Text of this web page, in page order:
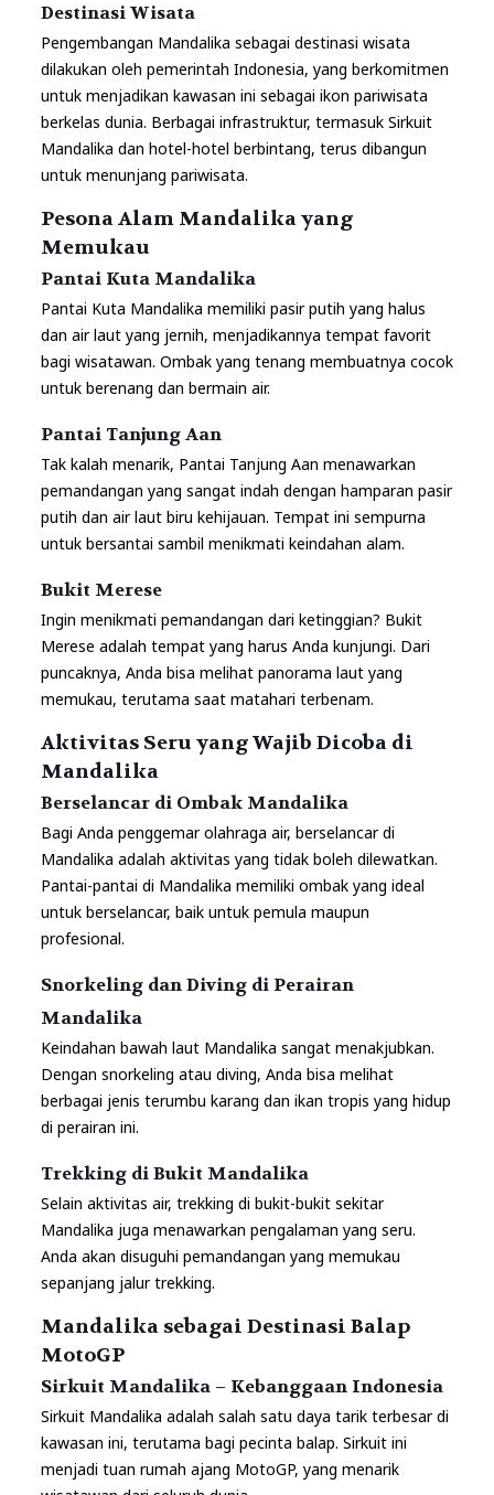
Destinasi Wisata
Pengembangan Mandalika sebagai destinasi wisata
dilakukan oleh pemerintah Indonesia, yang berkomitmen
untuk menjadikan kawasan ini sebagai ikon pariwisata
berkelas dunia. Berbagai infrastruktur, termasuk Sirkuit
Mandalika dan hotel-hotel berbintang, terus dibangun
untuk menunjang pariwisata.
Pesona Alam Mandalika yang
Memukau
Pantai Kuta Mandalika
Pantai Kuta Mandalika memiliki pasir putih yang halus
dan air laut yang jernih, menjadikannya tempat favorit
bagi wisatawan. Ombak yang tenang membuatnya cocok
untuk berenang dan bermain air.
Pantai Tanjung Aan
Tak kalah menarik, Pantai Tanjung Aan menawarkan
pemandangan yang sangat indah dengan hamparan pasir
putih dan air laut biru kehijauan. Tempat ini sempurna
untuk bersantai sambil menikmati keindahan alam.
Bukit Merese
Ingin menikmati pemandangan dari ketinggian? Bukit
Merese adalah tempat yang harus Anda kunjungi. Dari
puncaknya, Anda bisa melihat panorama laut yang
memukau, terutama saat matahari terbenam.
Aktivitas Seru yang Wajib Dicoba di
Mandalika
Berselancar di Ombak Mandalika
Bagi Anda penggemar olahraga air, berselancar di
Mandalika adalah aktivitas yang tidak boleh dilewatkan.
Pantai-pantai di Mandalika memiliki ombak yang ideal
untuk berselancar, baik untuk pemula maupun
profesional.
Snorkeling dan Diving di Perairan
Mandalika
Keindahan bawah laut Mandalika sangat menakjubkan.
Dengan snorkeling atau diving, Anda bisa melihat
berbagai jenis terumbu karang dan ikan tropis yang hidup
di perairan ini.
Trekking di Bukit Mandalika
Selain aktivitas air, trekking di bukit-bukit sekitar
Mandalika juga menawarkan pengalaman yang seru.
Anda akan disuguhi pemandangan yang memukau
sepanjang jalur trekking.
Mandalika sebagai Destinasi Balap
MotoGP
Sirkuit Mandalika – Kebanggaan Indonesia
Sirkuit Mandalika adalah salah satu daya tarik terbesar di
kawasan ini, terutama bagi pecinta balap. Sirkuit ini
menjadi tuan rumah ajang MotoGP, yang menarik